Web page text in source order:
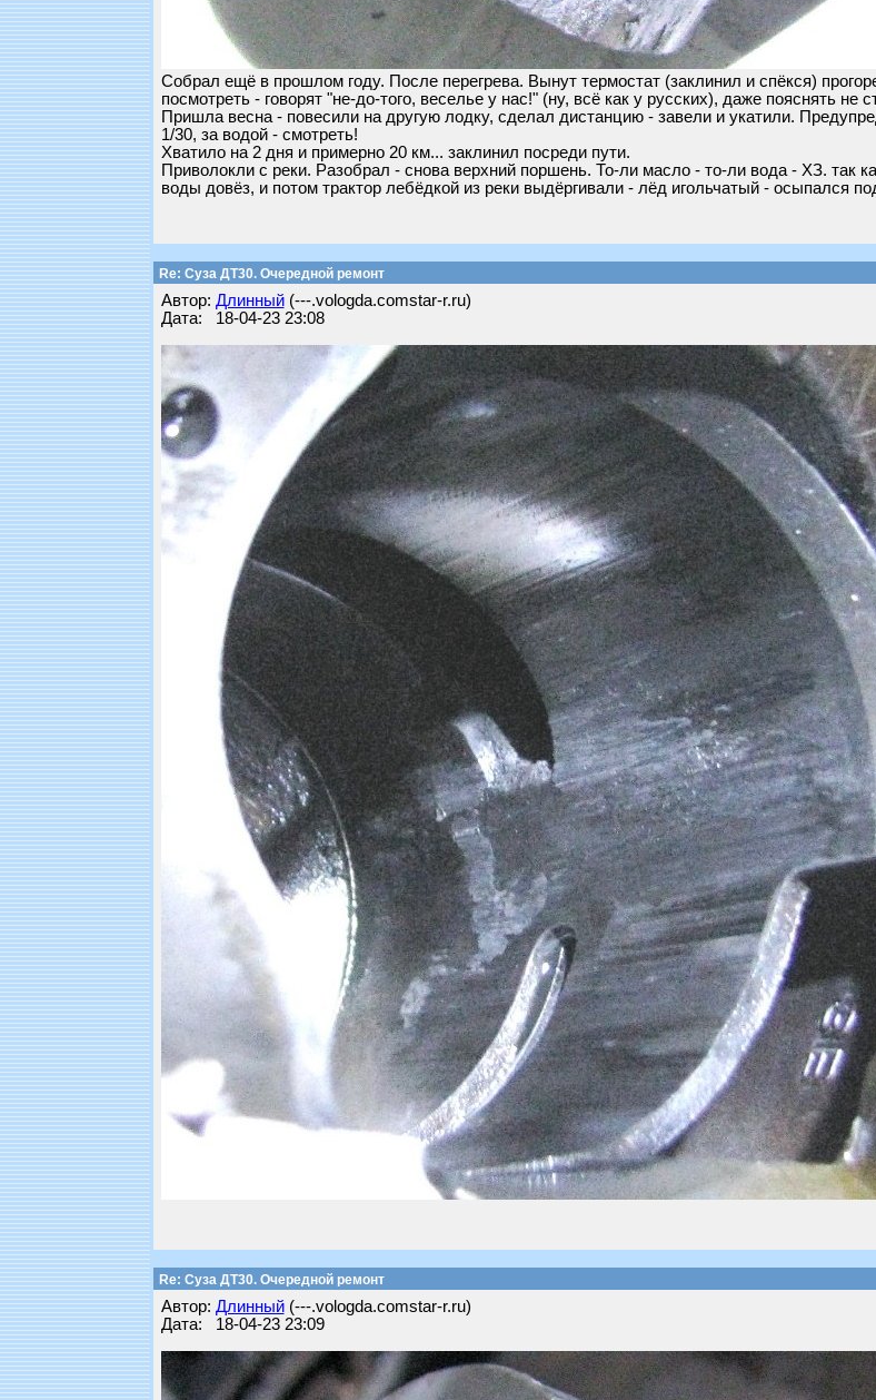
Собрал ещё в прошлом году. После перегрева. Вынут термостат (заклинил и спёкся)
посмотреть - говорят "не-до-того, веселье у нас!" (ну, всё как у русских), даже пояснять не
Пришла весна - повесили на другую лодку, сделал дистанцию - завели и укатили.
1/30, за водой - смотреть!
Хватило на 2 дня и примерно 20 км... заклинил посреди пути.
Приволокли с реки. Разобрал - снова верхний поршень. То-ли масло - то-ли вода - ХЗ. так
воды довёз, и потом трактор лебёдкой из реки выдёргивали - лёд игольчатый - осыпался
Re: Суза ДТ30. Очередной ремонт
Автор: Длинный(---.vologda.comstar-r.ru)
Дата: 18-04-23 23:08
Re: Суза ДТ30. Очередной ремонт
Автор: Длинный(---.vologda.comstar-r.ru)
Дата: 18-04-23 23:09